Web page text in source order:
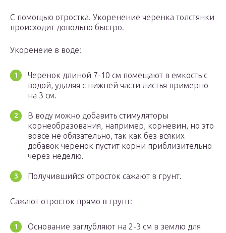
С помощью отростка. Укоренение черенка толстянки
происходит довольно быстро.
Укоренеие в воде:
Черенок длиной 7-10 см помещают в емкость с
водой, удаляя с нижней части листья примерно
на 3 см.
В воду можно добавить стимуляторы
корнеобразования, например, корневин, но это
вовсе не обязательно, так как без всяких
добавок черенок пустит корни приблизительно
через неделю.
Получившийся отросток сажают в грунт.
Сажают отросток прямо в грунт:
Основание заглубляют на 2-3 см в землю для